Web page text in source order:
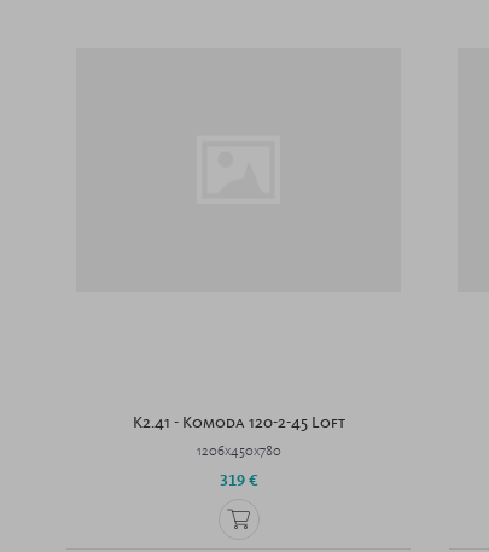
K2.41 - Komoda 120-2-45 Loft
1206x450x780
319 €